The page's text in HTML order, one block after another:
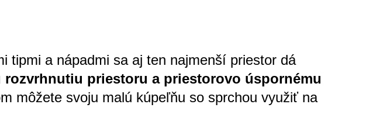
tipmi a nápadmi sa aj ten najmenší priestor dá
rozvrhnutiu priestoru a priestorovo úspornému
môžete svoju malú kúpeľňu so sprchou využiť na